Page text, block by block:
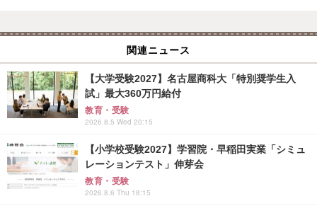
関連ニュース
【大学受験2027】名古屋商科大「特別奨学生入
試」最大360万円給付
教育・受験
2026.8.5 Wed 20:15
【小学校受験2027】学習院・早稲田実業「シミュ
レーションテスト」伸芽会
教育・受験
2026.8.6 Thu 18:15